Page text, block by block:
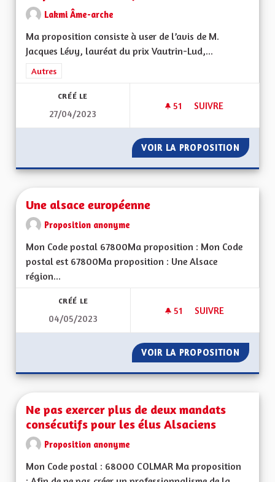
Lakmi Âme-arche
Ma proposition consiste à user de l’avis de M.
Jacques Lévy, lauréat du prix Vautrin-Lud,...
Filtrer les résultats de la catégorie : Autres
Autres
CRÉÉ LE
27/04/2023
51 51 ABONNÉS
SUIVRE
VOIR LA PROPOSITION USER
Une alsace européenne
Proposition anonyme
Mon Code postal 67800Ma proposition : Mon Code
postal est 67800Ma proposition : Une Alsace
région...
CRÉÉ LE
04/05/2023
51 51 ABONNÉS
SUIVRE
VOIR LA PROPOSITION UNE
Ne pas exercer plus de deux mandats
consécutifs pour les élus Alsaciens
Proposition anonyme
Mon Code postal : 68000 COLMAR Ma proposition